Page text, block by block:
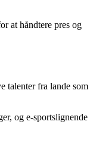
at håndtere pres og
talenter fra lande som
og e-sportslignende